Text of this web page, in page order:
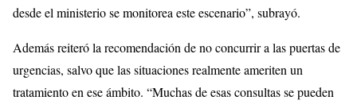
desde el ministerio se monitorea este escenario”, subrayó.
Además reiteró la recomendación de no concurrir a las puertas de
urgencias, salvo que las situaciones realmente ameriten un
tratamiento en ese ámbito. “Muchas de esas consultas se pueden